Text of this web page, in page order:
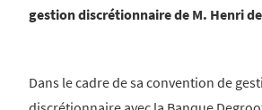
gestion discrétionnaire de M. Henri
Dans le cadre de sa convention de